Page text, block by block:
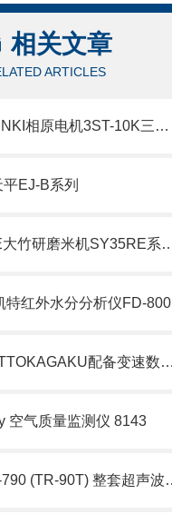
相关文章
ARTICLES
AIHARADENKI相原电机3ST-10K三相双绕组绝缘变压器
EJ-B系列
日本OTAKE大竹研磨米机
特红外水分分析仪FD-800
日陶科学NITTOKAGAKU配备变速数字定时器小型电炉21300111原理与应用
空气质量监测仪 8143
SONIC WA-790